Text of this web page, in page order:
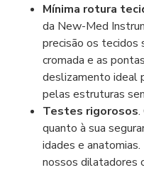
Mínima rotura
da New-Med
precisão os tecidos
cromada e as
deslizamento ideal
pelas estruturas
Testes rigorosos.
quanto à sua
idades e
nossos dilatadores